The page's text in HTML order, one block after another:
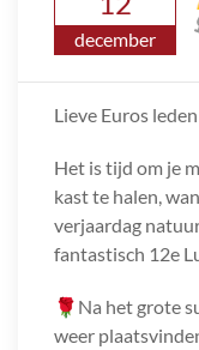
december
Lieve Euros
Het is tijd om je
kast te halen,
verjaardag
fantastisch 12e
🌹Na het grote
weer